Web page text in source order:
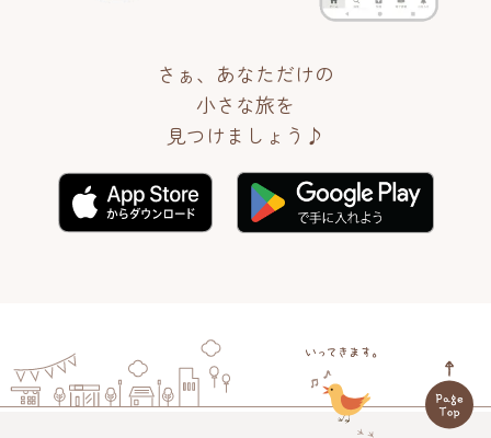
さぁ、あなただけの
小さな旅を
見つけましょう♪